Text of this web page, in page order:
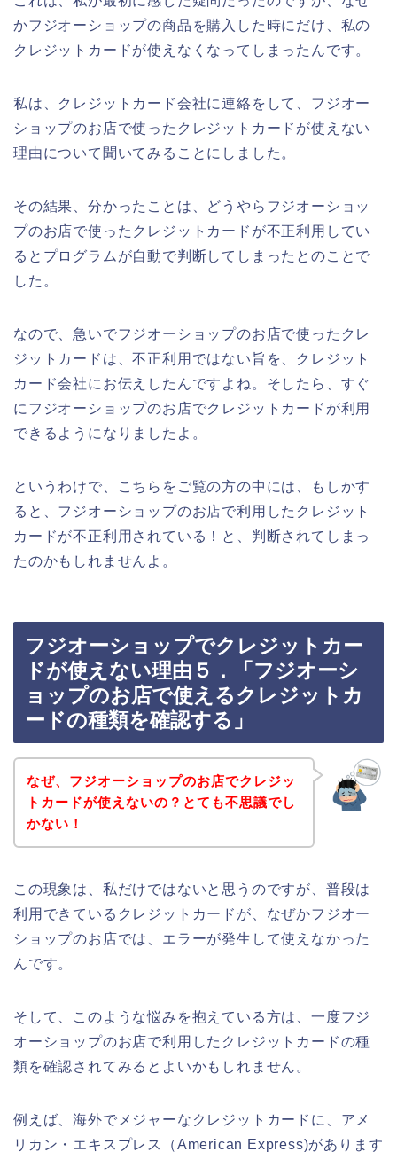
かフジオーショップの商品を購入した時にだけ、私の
クレジットカードが使えなくなってしまったんです。
私は、クレジットカード会社に連絡をして、フジオー
ショップのお店で使ったクレジットカードが使えない
理由について聞いてみることにしました。
その結果、分かったことは、どうやらフジオーショッ
プのお店で使ったクレジットカードが不正利用してい
るとプログラムが自動で判断してしまったとのことで
した。
なので、急いでフジオーショップのお店で使ったクレ
ジットカードは、不正利用ではない旨を、クレジット
カード会社にお伝えしたんですよね。そしたら、すぐ
にフジオーショップのお店でクレジットカードが利用
できるようになりましたよ。
というわけで、こちらをご覧の方の中には、もしかす
ると、フジオーショップのお店で利用したクレジット
カードが不正利用されている！と、判断されてしまっ
たのかもしれませんよ。
フジオーショップでクレジットカー
ドが使えない理由５．「フジオーシ
ョップのお店で使えるクレジットカ
ードの種類を確認する」
なぜ、フジオーショップのお店でクレジッ
トカードが使えないの？とても不思議でし
かない！
この現象は、私だけではないと思うのですが、普段は
利用できているクレジットカードが、なぜかフジオー
ショップのお店では、エラーが発生して使えなかった
んです。
そして、このような悩みを抱えている方は、一度フジ
オーショップのお店で利用したクレジットカードの種
類を確認されてみるとよいかもしれません。
例えば、海外でメジャーなクレジットカードに、アメ
リカン・エキスプレス（American Express)があります